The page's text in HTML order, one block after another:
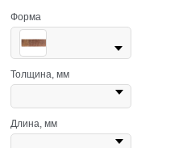
Форма
Толщина, мм
Длина, мм